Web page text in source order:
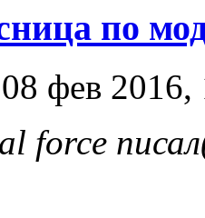
по
фев 2016,
force